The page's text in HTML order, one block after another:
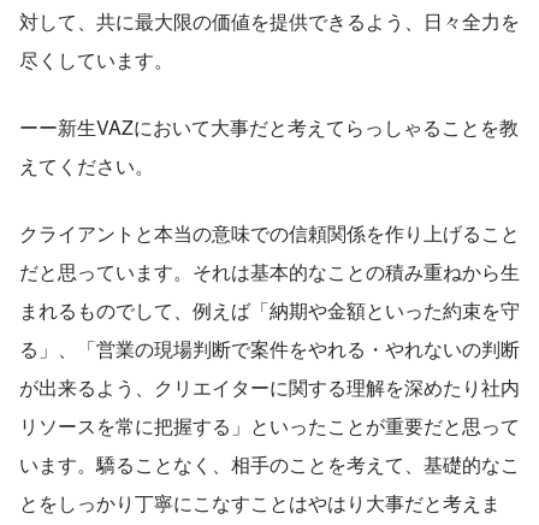
対して、共に最大限の価値を提供できるよう、日々全力を
尽くしています。
ーー新生VAZにおいて大事だと考えてらっしゃることを教
えてください。
クライアントと本当の意味での信頼関係を作り上げること
だと思っています。それは基本的なことの積み重ねから生
まれるものでして、例えば「納期や金額といった約束を守
る」、「営業の現場判断で案件をやれる・やれないの判断
が出来るよう、クリエイターに関する理解を深めたり社内
リソースを常に把握する」といったことが重要だと思って
います。驕ることなく、相手のことを考えて、基礎的なこ
とをしっかり丁寧にこなすことはやはり大事だと考えま